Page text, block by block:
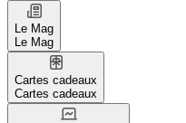
Le Mag
Le Mag
Cartes cadeaux
Cartes cadeaux